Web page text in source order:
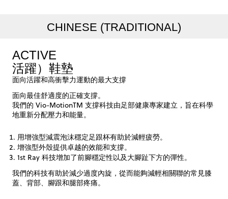
CHINESE (TRADITIONAL)
ACTIVE
活躍）鞋墊
面向活躍和高衝擊力運動的最大支撐
面向最佳舒適度的正確支撐。
我們的 Vio-MotionTM 支撐科技由足部健康專家建立，旨在科學
地重新分配壓力和能量。
用增強型減震泡沫穩定足跟杯有助於減輕疲勞。
增強型外殼提供卓越的效能和支撐。
1st Ray 科技增加了前腳穩定性以及大腳趾下方的彈性。
我們的科技有助於減少過度內旋，從而能夠減輕相關聯的常見膝
蓋、背部、腳跟和腿部疼痛。